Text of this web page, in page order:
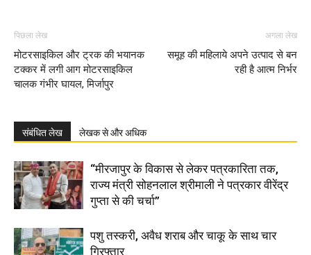
पिछला लेख
मोटरसाइकिल और ट्रक की भयानक
टक्कर में लगी आग मोटरसाइकिल
चालक गंभीर घायल, मिर्जापुर
अगला लेख
समूह की महिलाये अपने उत्पाद से बन
रही है आत्म निर्भर
संबंधित लेख लेखक से और अधिक
“मीरजापुर के विकास से लेकर पत्रकारिता तक,
राज्य मंत्री सोहनलाल श्रीमाली ने पत्रकार वीरेंद्र
गुप्ता से की चर्चा”
पशु तस्करी, अवैध शराब और चाकू के साथ चार
गिरफ्तार